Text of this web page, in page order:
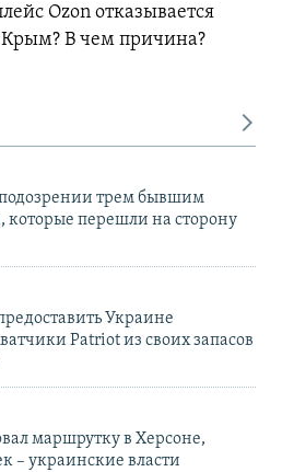
Ozon отказывается
Крым? В чем причина?
трем бывшим
перешли на сторону
Украине
Patriot из своих запасов
маршрутку в Херсоне,
– украинские власти